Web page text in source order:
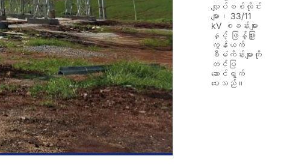
လျှပ်စစ်လိုင်း
များ၊ 33/11
kV စခန်းများ
နှင့် ဖြန့်ဖြူး
ကွန်ယက်
စီမံကိန်းများကို
တင်ပြ
ဆောင်ရွက်
ပေးသည်။